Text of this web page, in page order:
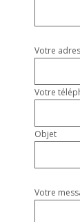
vide.
Votre
Votre
Objet
Votre